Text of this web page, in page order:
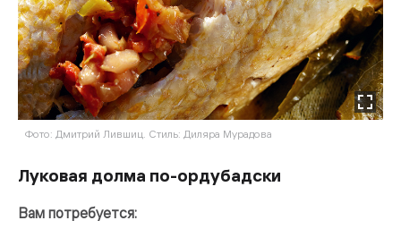
Фото: Дмитрий Лившиц. Стиль: Диляра Мурадова
Луковая долма по-ордубадски
Вам потребуется: